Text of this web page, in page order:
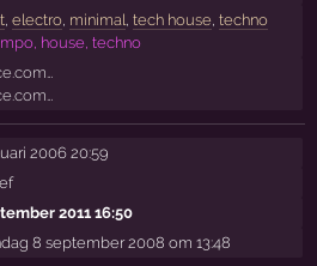
, electro, minimal tech house techno
house, techno
2006 20:59
2011 16:50
8 september 2008 om 13:48